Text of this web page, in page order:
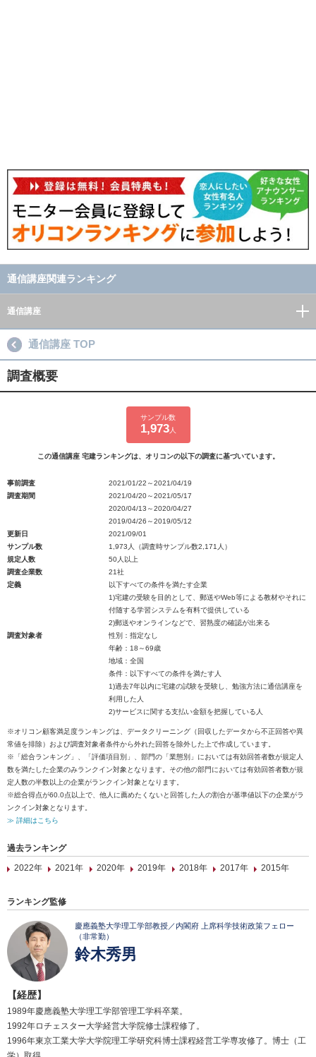
通信講座関連ランキング
通信講座
通信講座 TOP
調査概要
サンプル数
1,973人
この通信講座 宅建ランキングは、オリコンの以下の調査に基づいています。
事前調査
2021/01/22～2021/04/19
調査期間
2021/04/20～2021/05/17
2020/04/13～2020/04/27
2019/04/26～2019/05/12
更新日
2021/09/01
サンプル数
1,973人（調査時サンプル数2,171人）
規定人数
50人以上
調査企業数
21社
定義
以下すべての条件を満たす企業
1)宅建の受験を目的として、郵送やWeb等による教材やそれに
付随する学習システムを有料で提供している
2)郵送やオンラインなどで、習熟度の確認が出来る
調査対象者
性別：指定なし
年齢：18～69歳
地域：全国
条件：以下すべての条件を満たす人
1)過去7年以内に宅建の試験を受験し、勉強方法に通信講座を
利用した人
2)サービスに関する支払い金額を把握している人
※オリコン顧客満足度ランキングは、データクリーニング（回収したデータから不正回答や異
常値を排除）および調査対象者条件から外れた回答を除外した上で作成しています。
※「総合ランキング」、「評価項目別」、部門の「業態別」においては有効回答者数が規定人
数を満たした企業のみランクイン対象となります。その他の部門においては有効回答者数が規
定人数の半数以上の企業がランクイン対象となります。
※総合得点が60.0点以上で、他人に薦めたくないと回答した人の割合が基準値以下の企業がラ
ンクイン対象となります。
≫ 詳細はこちら
過去ランキング
2022年
2021年 2020年 2019年 2018年 2017年 2015年
ランキング監修
慶應義塾大学理工学部教授／内閣府 上席科学技術政策フェロー
（非常勤）
鈴木秀男
【経歴】
1989年慶應義塾大学理工学部管理工学科卒業。
1992年ロチェスター大学経営大学院修士課程修了。
1996年東京工業大学大学院理工学研究科博士課程経営工学専攻修了。博士（工